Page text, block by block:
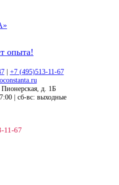
опыта!
| +7 (495)513-11-67
Пионерская, д. 1Б
| сб-вс: выходные
11-67